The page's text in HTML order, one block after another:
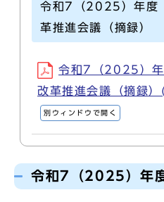
令和7（2025）年度
革推進会議（摘録）
令和7（2025）
改革推進会議（摘録
別ウィンドウで開く
令和7（2025）年